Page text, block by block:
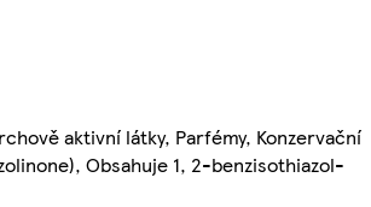
aktivní látky, Parfémy, Konzervační
Obsahuje 1, 2-benzisothiazol-